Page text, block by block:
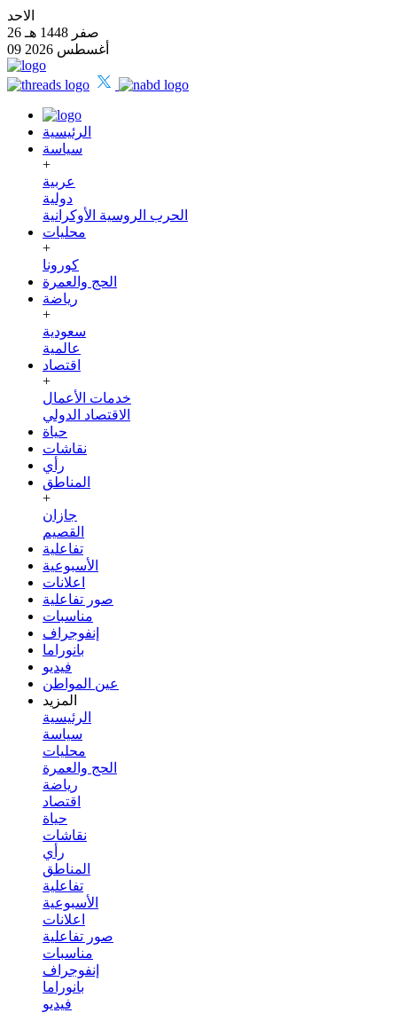
الاحد
26 صفر 1448 هـ
09 أغسطس 2026
الرئيسية
سياسة
+
عربية
دولية
الحرب الروسية الأوكرانية
محليات
+
كورونا
الحج والعمرة
رياضة
+
سعودية
عالمية
اقتصاد
+
خدمات الأعمال
الاقتصاد الدولي
حياة
نقاشات
رأي
المناطق
+
جازان
القصيم
تفاعلية
الأسبوعية
اعلانات
صور تفاعلية
مناسبات
إنفوجراف
بانوراما
فيديو
عين المواطن
المزيد
الرئيسية
سياسة
محليات
الحج والعمرة
رياضة
اقتصاد
حياة
نقاشات
رأي
المناطق
تفاعلية
الأسبوعية
اعلانات
صور تفاعلية
مناسبات
إنفوجراف
بانوراما
فيديو